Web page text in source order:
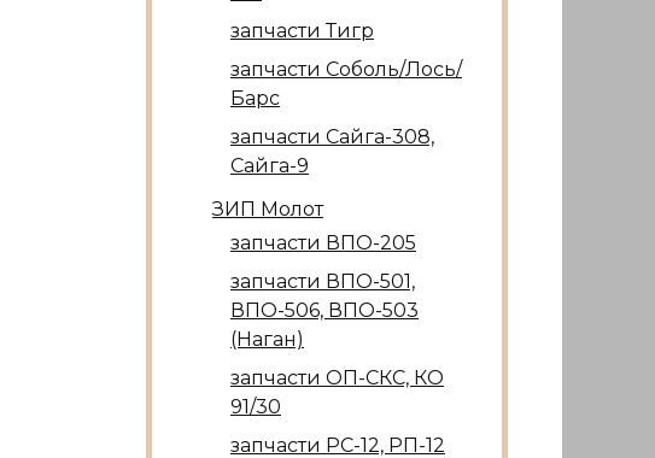
запчасти Тигр
запчасти Соболь/Лось/
Барс
запчасти Сайга-308,
Сайга-9
ЗИП Молот
запчасти ВПО-205
запчасти ВПО-501,
ВПО-506, ВПО-503
(Наган)
запчасти ОП-СКС, КО
91/30
запчасти РС-12, РП-12